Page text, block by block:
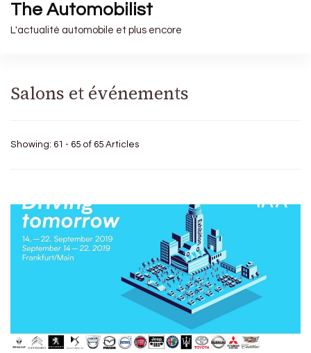
The Automobilist
L'actualité automobile et plus encore
Salons et événements
Showing: 61 - 65 of 65 Articles